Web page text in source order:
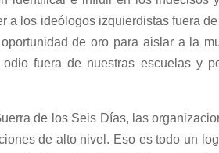
a los ideólogos izquierdistas fuera
de oro para aislar a la
fuera de nuestras escuelas y
de los Seis Días, las
de alto nivel. Eso es todo un